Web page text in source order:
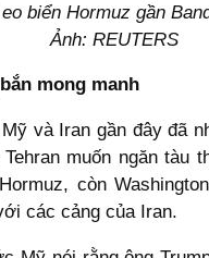
biển Hormuz gần
Ảnh: REUTERS
mong manh
và Iran gần đây đã
muốn ngăn tàu
còn
các cảng của Iran.